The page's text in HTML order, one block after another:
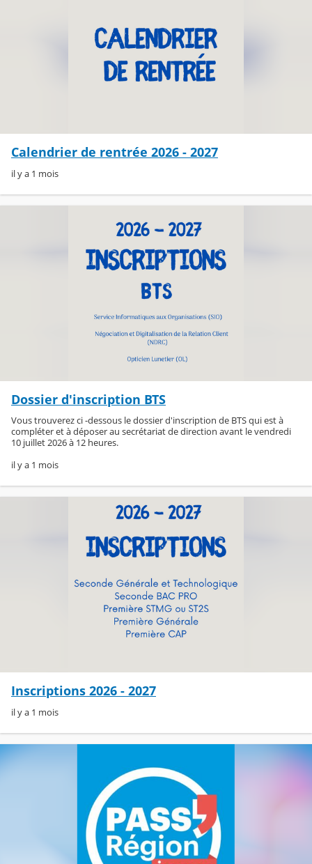
Calendrier de rentrée 2026 - 2027
il y a 1 mois
Dossier d'inscription BTS
Vous trouverez ci -dessous le dossier d'inscription de BTS qui est à
compléter et à déposer au secrétariat de direction avant le vendredi
10 juillet 2026 à 12 heures.
il y a 1 mois
Inscriptions 2026 - 2027
il y a 1 mois